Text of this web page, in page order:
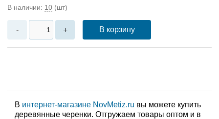
В наличии: 10 (шт)
- + В корзину
В интернет-магазине NovMetiz.ru вы можете купить
деревянные черенки. Отгружаем товары оптом и в